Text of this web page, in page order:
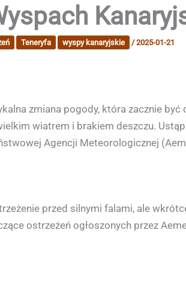
Teneryfa wyspy kanaryjskie /2025-01-21
zmiana pogody, która zacznie
wiatrem i brakiem deszczu.
Agencji Meteorologicznej
przed silnymi falami, ale
ostrzeżeń ogłoszonych przez